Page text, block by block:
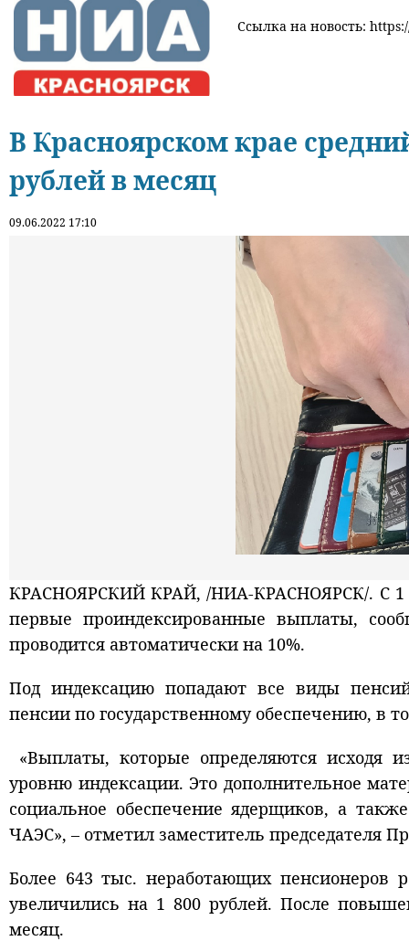
Ссылка на новость:
В Красноярском крае
рублей в месяц
09.06.2022 17:10
КРАСНОЯРСКИЙ КРАЙ, /НИА-КРАСНОЯРСК/. С 1
первые проиндексированные выплаты,
проводится автоматически на 10%.
Под индексацию попадают все виды
пенсии по государственному обеспечению, в
«Выплаты, которые определяются исходя
уровню индексации. Это дополнительное
социальное обеспечение ядерщиков, а
ЧАЭС», – отметил заместитель председателя
Более 643 тыс. неработающих пенсионеров
увеличились на 1 800 рублей. После
месяц.